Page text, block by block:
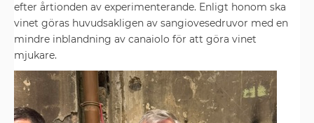
efter årtionden av experimenterande. Enligt honom ska
vinet göras huvudsakligen av sangiovesedruvor med en
mindre inblandning av canaiolo för att göra vinet
mjukare.